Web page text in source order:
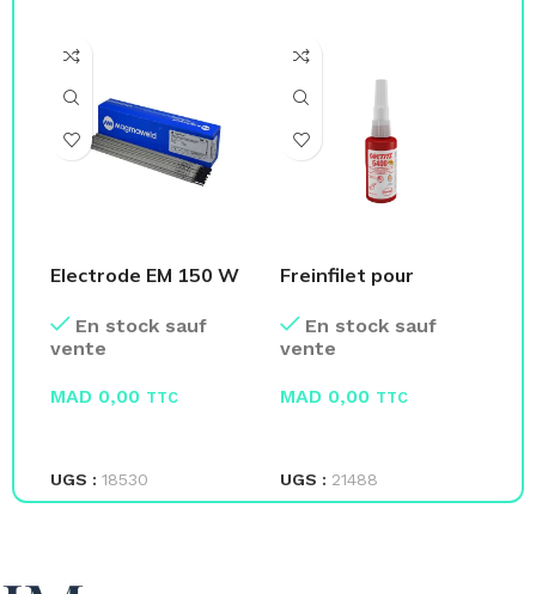
Electrode EM 150 W
Magmaweld
En stock sauf
vente
MAD 0,00 TTC
UGS : 18530
Freinfilet pour
Loctite
En stock sauf
vente
MAD 0,00 TTC
UGS : 21488